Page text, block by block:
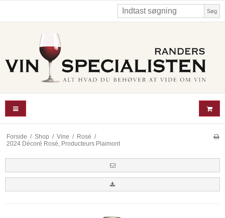
Søg
Forside / Shop / Vine / Rosé /
2024 Décoré Rosé, Producteurs Plaimont